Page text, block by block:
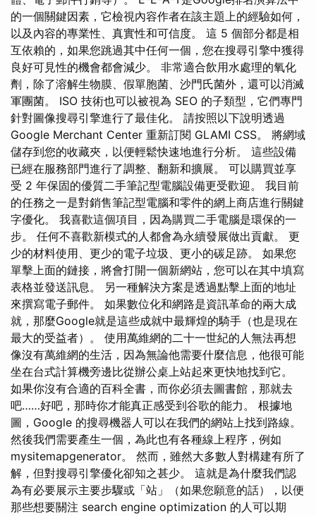
的一個關鍵因素，它檢視內容作者在該主題上的經驗如何，
以及內容的專業性、真實性和可信度。 這 5 個部分都是相
互依賴的，如果您跳過其中任何一個，您在搜尋引擎中獲得
良好可見性的機會都會減少。 非常適合飲用水處理的氧化
劑，除了溶解生物膜、假單胞菌、沙門氏菌外，還可以消滅
軍團菌。 ISO 技術也可以被視為 SEO 的子類型，它們專門
針對圖像搜尋引擎進行了最佳化。 請按照以下說明透過
Google Merchant Center 重新訂閱 GLAMI CSS。 將網域
儲存到您的收藏夾，以便輕鬆快速地進行分析。 這些設備
已經在服務部門進行了調整、翻新和擴展。 可以購買並享
受 2 年保固的優質二手筆記型電腦設備更受歡迎。 我目前
的任務之一是對銷售筆記型電腦和零件的網上商店進行關鍵
字優化。 我喜歡這個項目，因為購買二手電腦是環保的一
步。 任何不喜歡新模式的人都會為永續發展做出貢獻。 更
少的材料使用、更少的電子垃圾、更小的碳足跡。 如果您
單擊上面的鏈接，將會打開一個新網站，您可以在其中填寫
表格並發送訊息。 另一種解決方案是透過點擊上面的地址
來撰寫電子郵件。 如果數位化和網路是資訊革命的兩大成
就，那麼Google就是這些成就中最輝煌的騎手（也是現在
最大的受益者）。 使用萬維網的二十一世紀的人無法再想
像沒有萬維網的生活，因為無論他需要什麼信息，他很可能
坐在台式計算機旁邊比從辦公桌上站起來更快地找到它。
如果你沒有合適的百科全書，而你必須去圖書館，那就去
吧……好吧，那時你才能真正感受到谷歌的能力。 根據地
圖，Google 的搜尋機器人可以在我們的網站上找到路線。
然後我們需要產生一個，為此也有各種線上程序，例如
mysitemapgenerator。 然而，雖然大多數人對構建有所了
解，但對搜尋引擎優化卻知之甚少。 這就是為什麼我們認
為有必要展示主要步驟或「站」（如果您願意的話），以便
那些想要關注 search engine optimization 的人可以期